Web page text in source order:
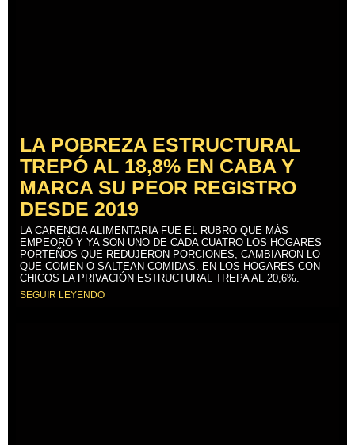
LA POBREZA ESTRUCTURAL
TREPÓ AL 18,8% EN CABA Y
MARCA SU PEOR REGISTRO
DESDE 2019
LA CARENCIA ALIMENTARIA FUE EL RUBRO QUE MÁS
EMPEORÓ Y YA SON UNO DE CADA CUATRO LOS HOGARES
PORTEÑOS QUE REDUJERON PORCIONES, CAMBIARON LO
QUE COMEN O SALTEAN COMIDAS. EN LOS HOGARES CON
CHICOS LA PRIVACIÓN ESTRUCTURAL TREPA AL 20,6%.
SEGUIR LEYENDO